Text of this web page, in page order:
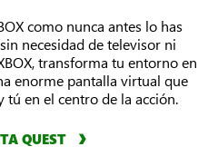
como nunca antes lo has
necesidad de televisor ni
transforma tu entorno en
enorme pantalla virtual que
tú en el centro de la acción.
QUEST